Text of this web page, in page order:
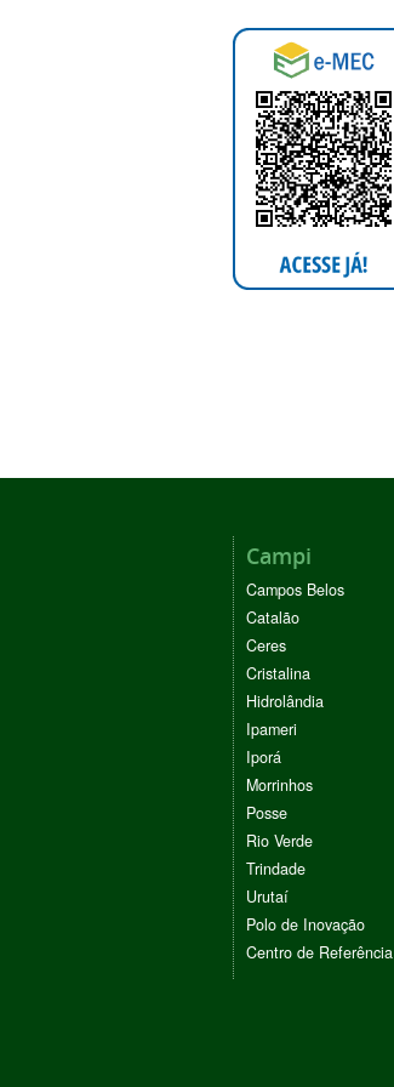
Campi
Campos Belos
Catalão
Ceres
Cristalina
Hidrolândia
Ipameri
Iporá
Morrinhos
Posse
Rio Verde
Trindade
Urutaí
Polo de Inovação
Centro de Referência